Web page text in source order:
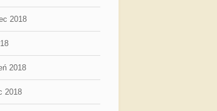
2018
2018
2018